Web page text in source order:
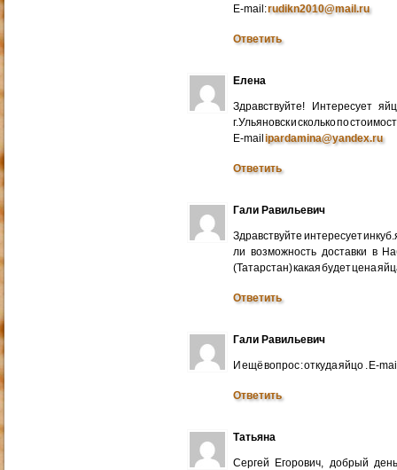
E-mail:rudikn2010@mail.ru
Ответить
Елена
Здравствуйте! Интересует
г.Ульяновск и сколько по
E-mailipardamina@yandex.ru
Ответить
Гали Равильевич
Здравствуйте интересует
ли возможность доставки в
(Татарстан) какая будет цена
Ответить
Гали Равильевич
И ещё вопрос : откуда яйцо . E-
Ответить
Татьяна
Сергей Егорович, добрый